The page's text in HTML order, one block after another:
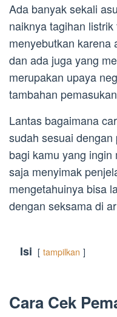
Ada banyak sekali
naiknya tagihan
menyebutkan karena
dan ada juga yang
merupakan upaya
tambahan
Lantas bagaimana
sudah sesuai
bagi kamu yang
saja menyimak
mengetahuinya bisa
dengan seksama di
Isi tampilkan
Cara Cek